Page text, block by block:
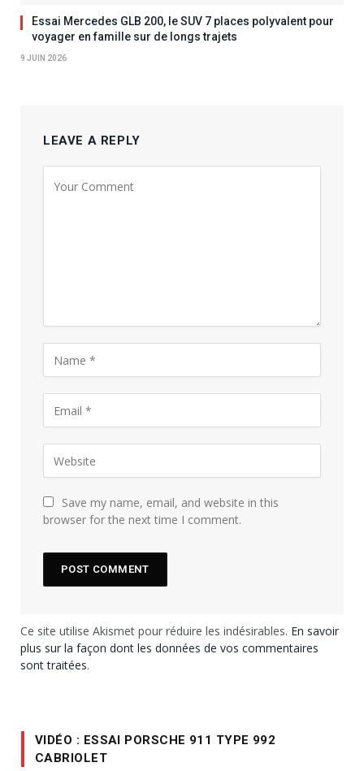
Essai Mercedes GLB 200, le SUV 7 places polyvalent pour
voyager en famille sur de longs trajets
9 JUIN 2026
LEAVE A REPLY
Save my name, email, and website in this
browser for the next time I comment.
Ce site utilise Akismet pour réduire les indésirables. En savoir
plus sur la façon dont les données de vos commentaires
sont traitées.
VIDÉO : ESSAI PORSCHE 911 TYPE 992
CABRIOLET